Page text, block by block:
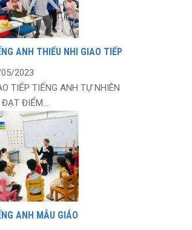
ANH THIẾU NHI GIAO TIẾP
2023
TIẾP TIẾNG ANH TỰ NHIÊN
ĐIỂM...
ANH MẪU GIÁO